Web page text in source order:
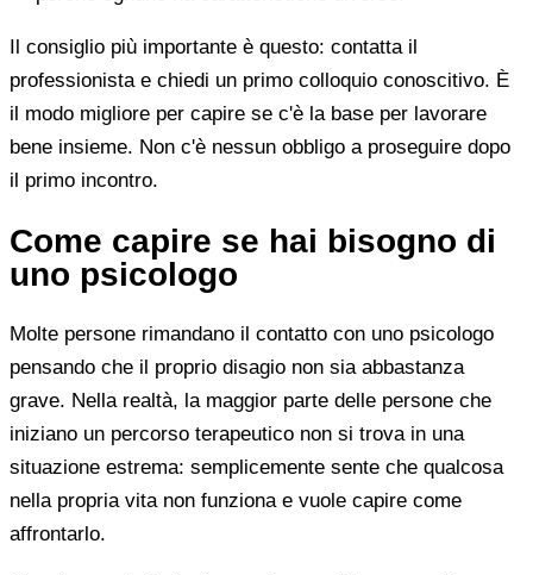
Il consiglio più importante è questo: contatta il
professionista e chiedi un primo colloquio conoscitivo. È
il modo migliore per capire se c'è la base per lavorare
bene insieme. Non c'è nessun obbligo a proseguire dopo
il primo incontro.
Come capire se hai bisogno di
uno psicologo
Molte persone rimandano il contatto con uno psicologo
pensando che il proprio disagio non sia abbastanza
grave. Nella realtà, la maggior parte delle persone che
iniziano un percorso terapeutico non si trova in una
situazione estrema: semplicemente sente che qualcosa
nella propria vita non funziona e vuole capire come
affrontarlo.